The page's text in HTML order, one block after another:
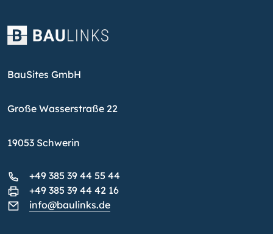
BauSites GmbH
Große Wasserstraße 22
19053 Schwerin
+49 385 39 44 55 44
+49 385 39 44 42 16
info@baulinks.de